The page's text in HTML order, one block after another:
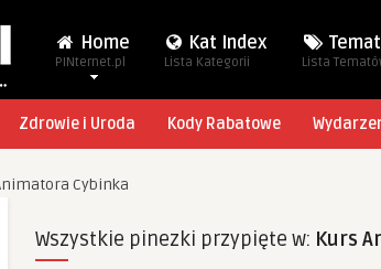
Home
PINternet.pl
Kat Index
Lista Kategorii Lista
Zdrowie i Uroda Kody Rabatowe
Cybinka
Wszystkie pinezki przypięte w: Kurs